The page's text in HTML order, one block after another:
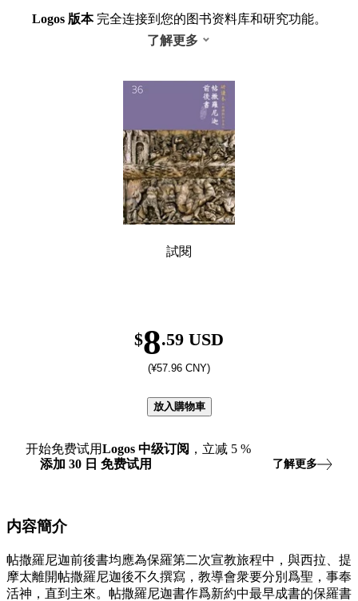
Logos 版本完全连接到您的图书资料库和研究功能。
了解更多
試閱
$8.59 USD
(¥57.96 CNY)
放入購物車
开始免费试用Logos 中级订阅 ，立减 5 %
添加 30 日 免费试用 了解更多
内容簡介
帖撒羅尼迦前後書均應為保羅第二次宣教旅程中，與西拉、提
摩太離開帖撒羅尼迦後不久撰寫，教導會衆要分別爲聖，事奉
活神，直到主來。帖撒羅尼迦書作爲新約中最早成書的保羅書